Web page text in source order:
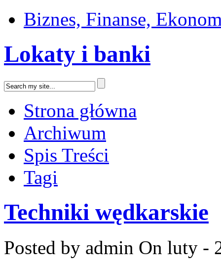
Biznes, Finanse,
Lokaty i banki
Strona główna
Archiwum
Spis Treści
Tagi
Techniki wędkarskie
Posted by admin On luty -